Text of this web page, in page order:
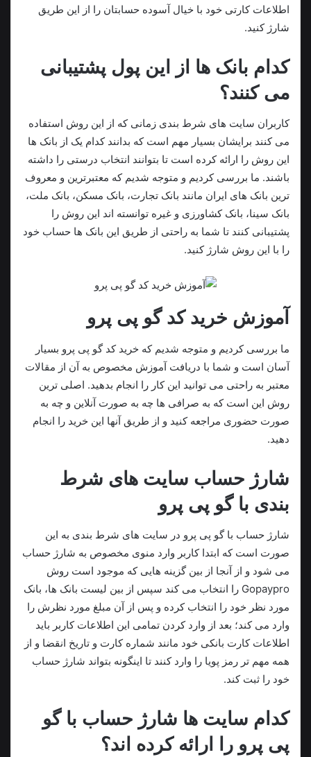
اطلاعات کارتی خود با خیال آسوده حسابتان را از این طریق
شارژ کنید.
کدام بانک ها از این پول پشتیبانی
می کنند؟
کاربران سایت‌ های شرط‌ بندی زمانی‌ که از این روش استفاده
می‌ کنند برایشان بسیار مهم است که بدانند کدام یک از بانک‌ ها
این روش را ارائه کرده‌ است تا بتوانند انتخاب درستی را داشته
باشند. ما بررسی کردیم و متوجه شدیم که معتبرترین و معروف‌
ترین بانک‌ های ایران مانند بانک تجارت، بانک مسکن، بانک ملت،
بانک سینا، بانک کشاورزی و غیره توانسته‌ اند این روش را
پشتیبانی کنند تا شما به‌ راحتی از طریق این بانک‌ ها حساب خود
را با این روش شارژ کنید.
آموزش خرید کد گو پی پرو
ما بررسی کردیم و متوجه شدیم که خرید کد گو پی پرو بسیار
آسان است و شما با دریافت آموزش مخصوص به آن از مقالات
معتبر به راحتی می توانید این کار را انجام بدهید. اصلی ترین
روش این است که به صرافی ها چه به صورت آنلاین و چه به
صورت حضوری مراجعه کنید و از طریق آنها این خرید را انجام
دهید.
شارژ حساب سایت های شرط
بندی با گو پی پرو
شارژ حساب با گو پی پرو در سایت های شرط بندی به این
صورت است که ابتدا کاربر وارد منوی مخصوص به شارژ حساب
می‌ شود و از آنجا از بین گزینه‌ هایی که موجود است روش
Gopaypro را انتخاب می‌ کند سپس از بین لیست بانک‌ ها، بانک
مورد نظر خود را انتخاب کرده و پس‌ از آن مبلغ مورد نظرش را
وارد می‌ کند؛ بعد از وارد کردن تمامی این اطلاعات کاربر باید
اطلاعات کارت بانکی خود مانند شماره کارت و تاریخ انقضا و از
همه مهم‌ تر رمز پویا را وارد کنند تا اینگونه بتواند شارژ حساب
خود را ثبت کند.
کدام سایت ها شارژ حساب با گو
پی پرو را ارائه کرده اند؟